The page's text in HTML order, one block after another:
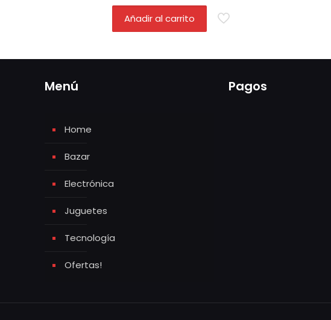
Añadir al carrito
Menú
Home
Bazar
Electrónica
Juguetes
Tecnología
Ofertas!
Pagos